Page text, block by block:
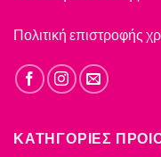
Πολιτική επιστροφής
ΚΑΤΗΓΟΡΙΕΣ